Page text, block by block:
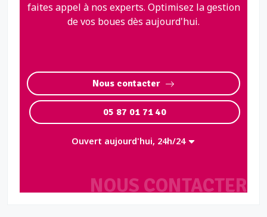
NOUS CONTACTER
faites appel à nos experts. Optimisez la gestion
de vos boues dès aujourd'hui.
Nous contacter
05 87 01 71 40
Ouvert aujourd'hui, 24h/24